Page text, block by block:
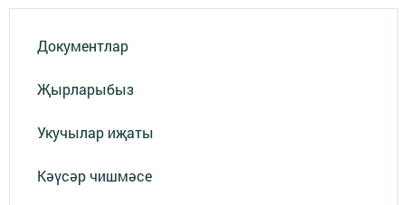
Документлар
Җырларыбыз
Укучылар иҗаты
Кәүсәр чишмәсе